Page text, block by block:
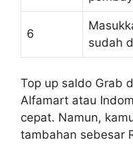
6
sudah
Top up saldo Grab
Alfamart atau
cepat. Namun,
tambahan sebesar